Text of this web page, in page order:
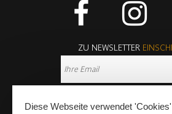
ZU NEWSLETTER
Diese Webseite verwendet